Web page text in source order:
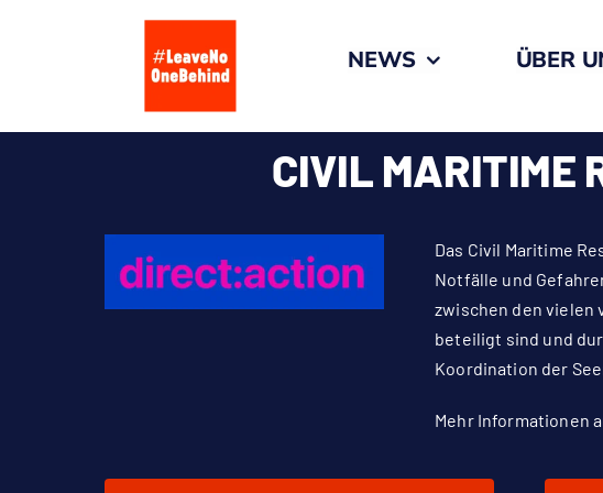
NEWS ÜBER
CIVIL MARITIME
Das Civil Maritime
Notfälle und
zwischen den vielen
beteiligt sind und
Koordination der
Mehr Informationen